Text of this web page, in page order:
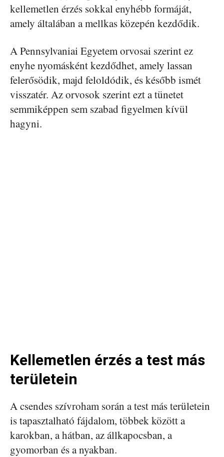
kellemetlen érzés sokkal enyhébb formáját,
amely általában a mellkas közepén kezdődik.
A Pennsylvaniai Egyetem orvosai szerint ez
enyhe nyomásként kezdődhet, amely lassan
felerősödik, majd feloldódik, és később ismét
visszatér. Az orvosok szerint ezt a tünetet
semmiképpen sem szabad figyelmen kívül
hagyni.
Kellemetlen érzés a test más
területein
A csendes szívroham során a test más területein
is tapasztalható fájdalom, többek között a
karokban, a hátban, az állkapocsban, a
gyomorban és a nyakban.